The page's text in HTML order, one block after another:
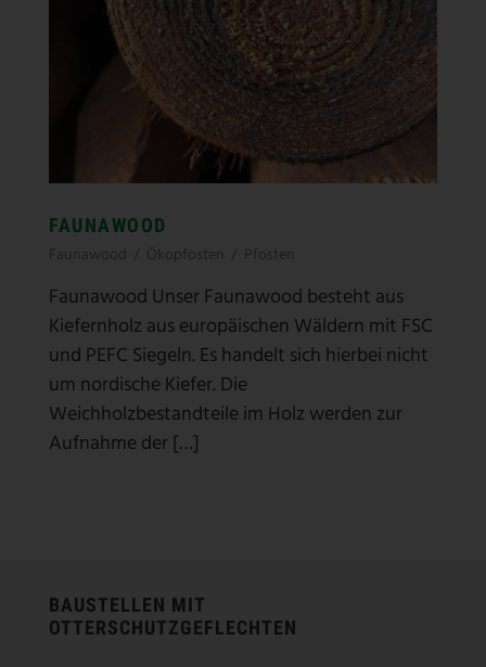
FAUNAWOOD
Faunawood Ökopfosten Pfosten
Faunawood Unser Faunawood besteht aus
Kiefernholz aus europäischen Wäldern mit FSC
und PEFC Siegeln. Es handelt sich hierbei nicht
um nordische Kiefer. Die
Weichholzbestandteile im Holz werden zur
Aufnahme der […]
BAUSTELLEN MIT
OTTERSCHUTZGEFLECHTEN